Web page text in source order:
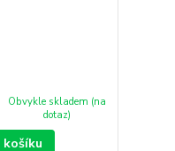
Obvykle skladem (na
dotaz)